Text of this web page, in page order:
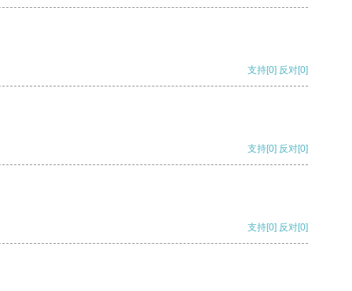
支持[0] 反对[0]
支持[0] 反对[0]
支持[0] 反对[0]